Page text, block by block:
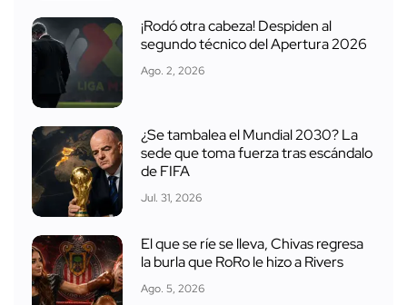
¡Rodó otra cabeza! Despiden al
segundo técnico del Apertura 2026
Ago. 2, 2026
¿Se tambalea el Mundial 2030? La
sede que toma fuerza tras escándalo
de FIFA
Jul. 31, 2026
El que se ríe se lleva, Chivas regresa
la burla que RoRo le hizo a Rivers
Ago. 5, 2026